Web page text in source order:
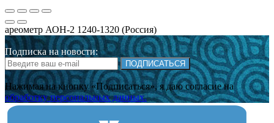
ареометр АОН-2 1240-1320 (Россия)
Подписка на новости:
ПОДПИСАТЬСЯ
Нажимая на кнопку «Подписаться», я даю cогласие на
обработку персональных данных.